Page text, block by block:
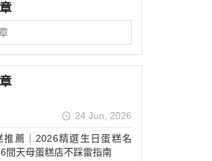
24 Jun, 2026
推薦｜2026精選生日蛋糕名
間天母蛋糕店不踩雷指南